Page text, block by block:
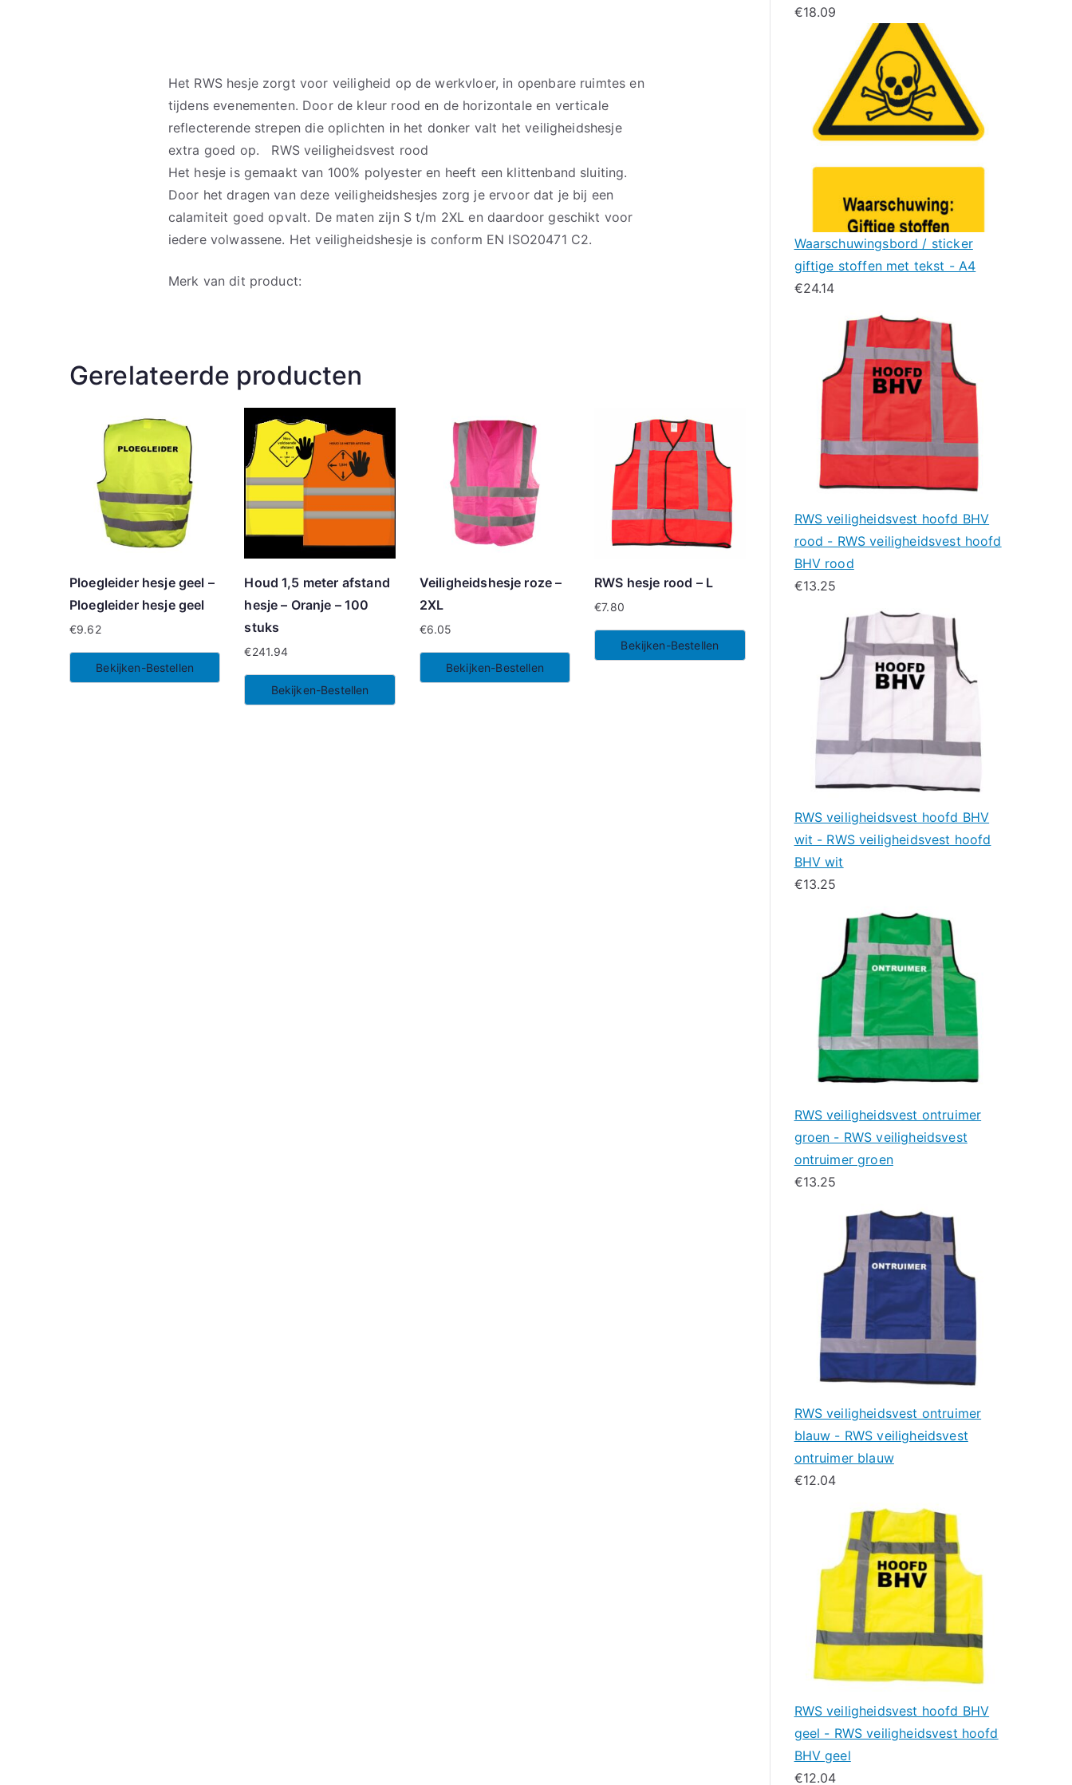
Het RWS hesje zorgt voor veiligheid op de werkvloer, in openbare ruimtes en
tijdens evenementen. Door de kleur rood en de horizontale en verticale
reflecterende strepen die oplichten in het donker valt het veiligheidshesje
extra goed op. RWS veiligheidsvest rood
Het hesje is gemaakt van 100% polyester en heeft een klittenband sluiting.
Door het dragen van deze veiligheidshesjes zorg je ervoor dat je bij een
calamiteit goed opvalt. De maten zijn S t/m 2XL en daardoor geschikt voor
iedere volwassene. Het veiligheidshesje is conform EN ISO20471 C2.
Merk van dit product:
Gerelateerde producten
Ploegleider hesje geel –
Ploegleider hesje geel
€9.62
Bekijken-Bestellen
Houd 1,5 meter afstand
hesje – Oranje – 100
stuks
€241.94
Bekijken-Bestellen
Veiligheidshesje roze –
2XL
€6.05
Bekijken-Bestellen
RWS hesje rood – L
€7.80
Bekijken-Bestellen
€18.09
Waarschuwingsbord / sticker
giftige stoffen met tekst - A4
€24.14
RWS veiligheidsvest hoofd BHV
rood - RWS veiligheidsvest hoofd
BHV rood
€13.25
RWS veiligheidsvest hoofd BHV
wit - RWS veiligheidsvest hoofd
BHV wit
€13.25
RWS veiligheidsvest ontruimer
groen - RWS veiligheidsvest
ontruimer groen
€13.25
RWS veiligheidsvest ontruimer
blauw - RWS veiligheidsvest
ontruimer blauw
€12.04
RWS veiligheidsvest hoofd BHV
geel - RWS veiligheidsvest hoofd
BHV geel
€12.04